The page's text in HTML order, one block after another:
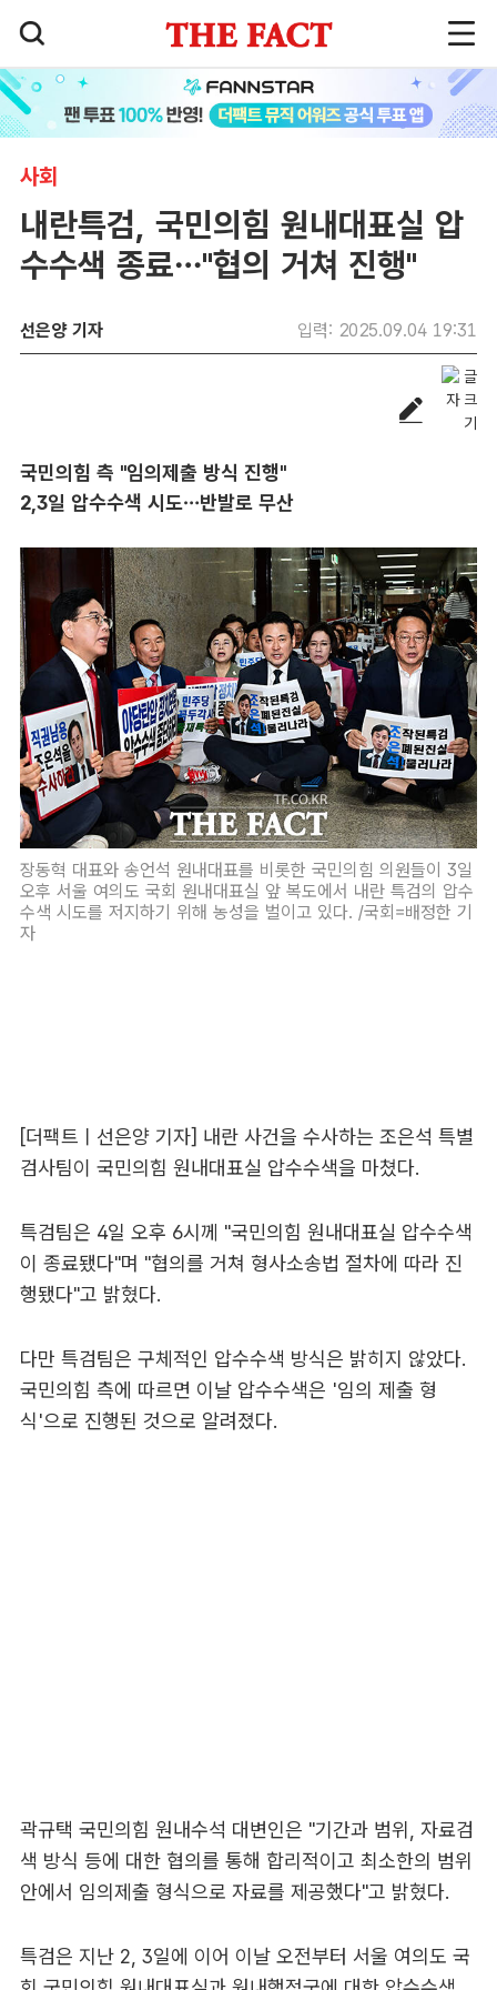
사회
내란특검, 국민의힘 원내대표실 압
수수색 종료…"협의 거쳐 진행"
선은양 기자 입력: 2025.09.04 19:31
국민의힘 측 "임의제출 방식 진행"
2,3일 압수수색 시도…반발로 무산
장동혁 대표와 송언석 원내대표를 비롯한 국민의힘 의원들이 3일
오후 서울 여의도 국회 원내대표실 앞 복도에서 내란 특검의 압수
수색 시도를 저지하기 위해 농성을 벌이고 있다. /국회=배정한 기
자
[더팩트ㅣ선은양 기자] 내란 사건을 수사하는 조은석 특별
검사팀이 국민의힘 원내대표실 압수수색을 마쳤다.
특검팀은 4일 오후 6시께 "국민의힘 원내대표실 압수수색
이 종료됐다"며 "협의를 거쳐 형사소송법 절차에 따라 진
행됐다"고 밝혔다.
다만 특검팀은 구체적인 압수수색 방식은 밝히지 않았다.
국민의힘 측에 따르면 이날 압수수색은 '임의 제출 형
식'으로 진행된 것으로 알려졌다.
곽규택 국민의힘 원내수석 대변인은 "기간과 범위, 자료검
색 방식 등에 대한 협의를 통해 합리적이고 최소한의 범위
안에서 임의제출 형식으로 자료를 제공했다"고 밝혔다.
특검은 지난 2, 3일에 이어 이날 오전부터 서울 여의도 국